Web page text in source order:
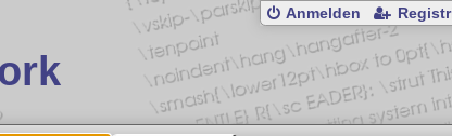
Anmelden